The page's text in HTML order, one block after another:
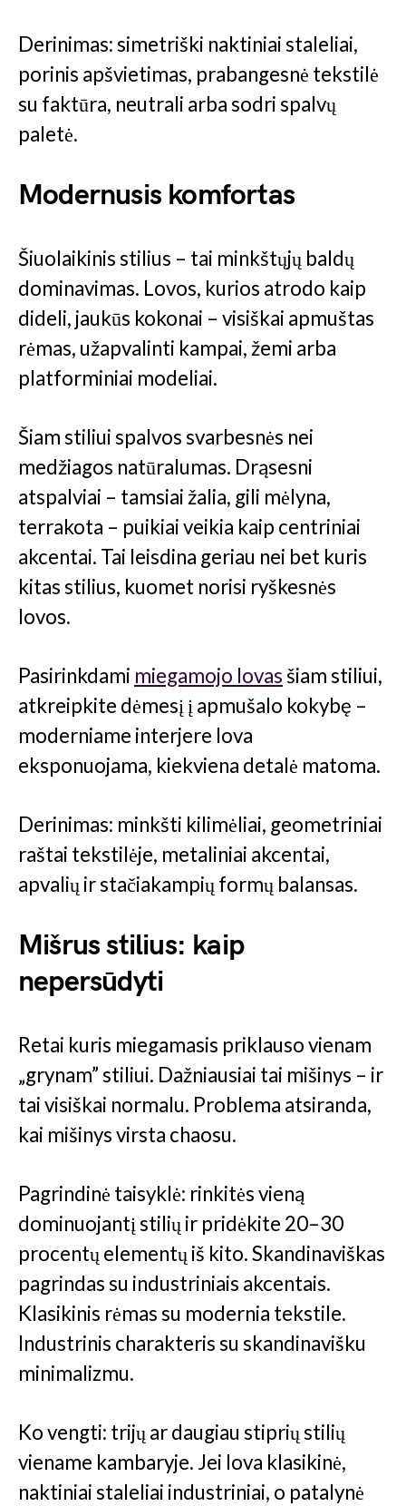
Derinimas: simetriški naktiniai staleliai,
porinis apšvietimas, prabangesnė tekstilė
su faktūra, neutrali arba sodri spalvų
paletė.
Modernusis komfortas
Šiuolaikinis stilius – tai minkštųjų baldų
dominavimas. Lovos, kurios atrodo kaip
dideli, jaukūs kokonai – visiškai apmuštas
rėmas, užapvalinti kampai, žemi arba
platforminiai modeliai.
Šiam stiliui spalvos svarbesnės nei
medžiagos natūralumas. Drąsesni
atspalviai – tamsiai žalia, gili mėlyna,
terrakota – puikiai veikia kaip centriniai
akcentai. Tai leisdina geriau nei bet kuris
kitas stilius, kuomet norisi ryškesnės
lovos.
Pasirinkdami miegamojo lovasšiam stiliui,
atkreipkite dėmesį į apmušalo kokybę –
moderniame interjere lova
eksponuojama, kiekviena detalė matoma.
Derinimas: minkšti kilimėliai, geometriniai
raštai tekstilėje, metaliniai akcentai,
apvalių ir stačiakampių formų balansas.
Mišrus stilius: kaip
nepersūdyti
Retai kuris miegamasis priklauso vienam
„grynam” stiliui. Dažniausiai tai mišinys – ir
tai visiškai normalu. Problema atsiranda,
kai mišinys virsta chaosu.
Pagrindinė taisyklė: rinkitės vieną
dominuojantį stilių ir pridėkite 20–30
procentų elementų iš kito. Skandinaviškas
pagrindas su industriniais akcentais.
Klasikinis rėmas su modernia tekstile.
Industrinis charakteris su skandinavišku
minimalizmu.
Ko vengti: trijų ar daugiau stiprių stilių
viename kambaryje. Jei lova klasikinė,
naktiniai staleliai industriniai, o patalynė